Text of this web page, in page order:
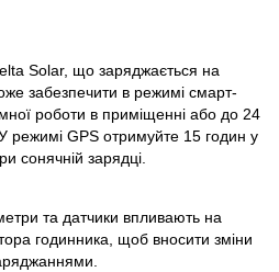
Solar, що заряджається на
забезпечити в режимі смарт-
роботи в приміщенні або до 24
режимі GPS отримуйте 15 годин у
сонячній зарядці.
та датчики впливають на
годинника, щоб вносити зміни